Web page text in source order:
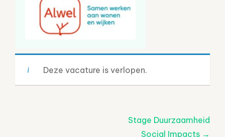
Deze vacature is verlopen.
Stage Duurzaamheid
Social Impacts →